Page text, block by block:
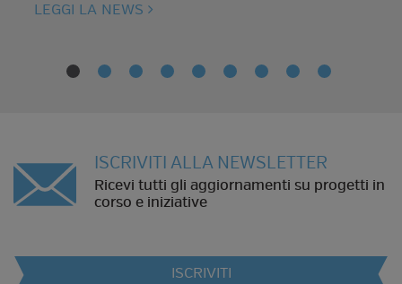
LEGGI LA NEWS
ISCRIVITI ALLA NEWSLETTER
Ricevi tutti gli aggiornamenti su progetti in
corso e iniziative
ISCRIVITI